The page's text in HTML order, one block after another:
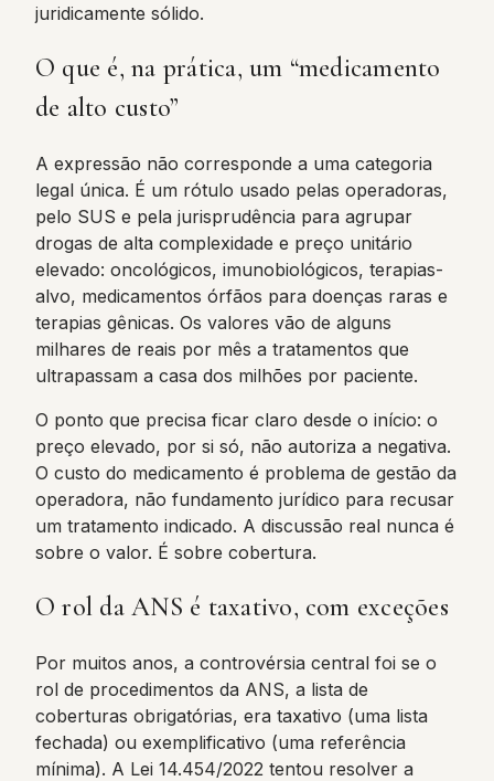
juridicamente sólido.
O que é, na prática, um “medicamento
de alto custo”
A expressão não corresponde a uma categoria
legal única. É um rótulo usado pelas operadoras,
pelo SUS e pela jurisprudência para agrupar
drogas de alta complexidade e preço unitário
elevado: oncológicos, imunobiológicos, terapias-
alvo, medicamentos órfãos para doenças raras e
terapias gênicas. Os valores vão de alguns
milhares de reais por mês a tratamentos que
ultrapassam a casa dos milhões por paciente.
O ponto que precisa ficar claro desde o início: o
preço elevado, por si só, não autoriza a negativa.
O custo do medicamento é problema de gestão da
operadora, não fundamento jurídico para recusar
um tratamento indicado. A discussão real nunca é
sobre o valor. É sobre cobertura.
O rol da ANS é taxativo, com exceções
Por muitos anos, a controvérsia central foi se o
rol de procedimentos da ANS, a lista de
coberturas obrigatórias, era taxativo (uma lista
fechada) ou exemplificativo (uma referência
mínima). A Lei 14.454/2022 tentou resolver a